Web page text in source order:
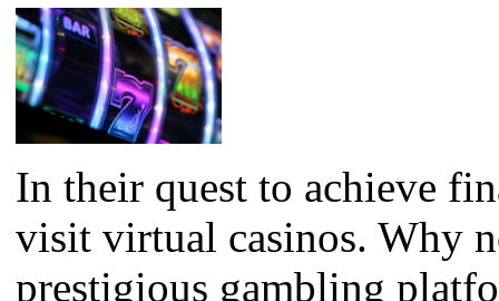
In their quest to achieve
visit virtual casinos. Why
prestigious gambling